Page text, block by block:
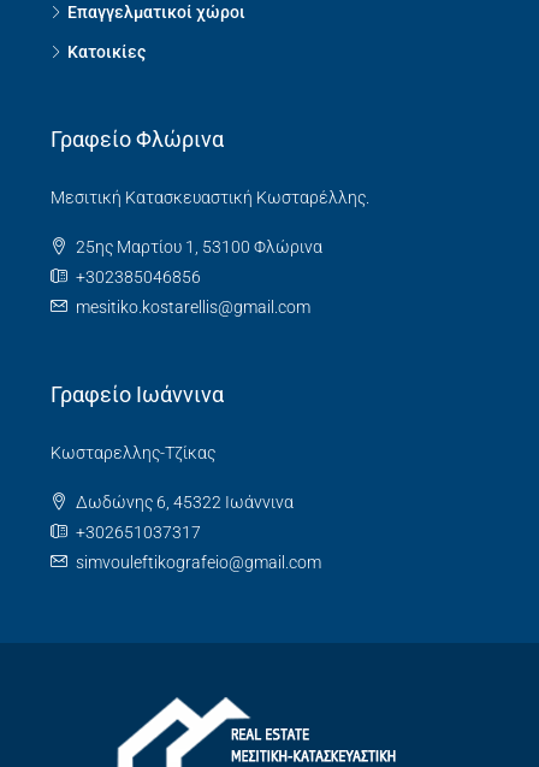
Επαγγελματικοί χώροι
Κατοικίες
Γραφείο Φλώρινα
Μεσιτική Κατασκευαστική Κωσταρέλλης.
25ης Μαρτίου 1, 53100 Φλώρινα
+302385046856
mesitiko.kostarellis@gmail.com
Γραφείο Ιωάννινα
Κωσταρελλης-Τζίκας
Δωδώνης 6, 45322 Ιωάννινα
+302651037317
simvouleftikografeio@gmail.com